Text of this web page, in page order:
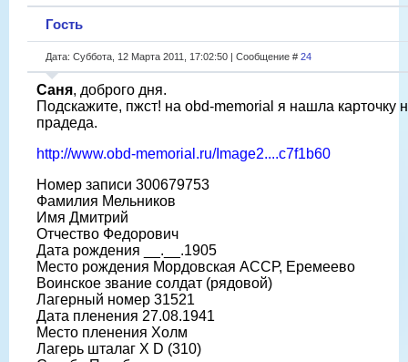
Гость
Дата: Суббота, 12 Марта 2011, 17:02:50 | Сообщение # 24
Саня, доброго дня.
Подскажите, пжст! на obd-memorial я нашла карточку
прадеда.
http://www.obd-memorial.ru/Image2....c7f1b60
Номер записи 300679753
Фамилия Мельников
Имя Дмитрий
Отчество Федорович
Дата рождения __.__.1905
Место рождения Мордовская АССР, Еремеево
Воинское звание солдат (рядовой)
Лагерный номер 31521
Дата пленения 27.08.1941
Место пленения Холм
Лагерь шталаг X D (310)